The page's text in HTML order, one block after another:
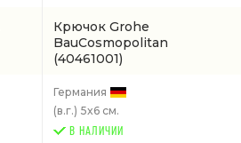
Крючок Grohe
BauCosmopolitan
(40461001)
Германия
(в.г.) 5x6 см.
В НАЛИЧИИ